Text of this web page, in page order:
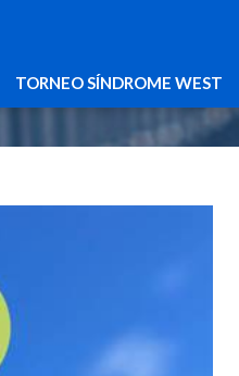
TORNEO SÍNDROME WEST